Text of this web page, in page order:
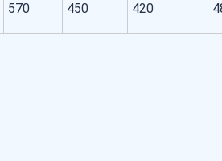
570 450 420